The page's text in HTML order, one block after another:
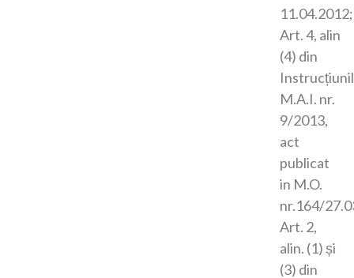
11.04.2012;
Art. 4, alin
(4) din
M.A.I. nr.
9/2013,
act
publicat
in M.O.
nr.164/
Art. 2,
alin. (1) și
(3) din